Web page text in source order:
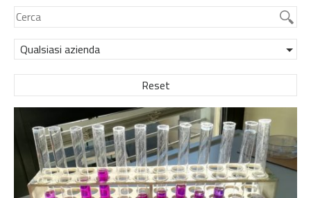
Qualsiasi azienda
Reset